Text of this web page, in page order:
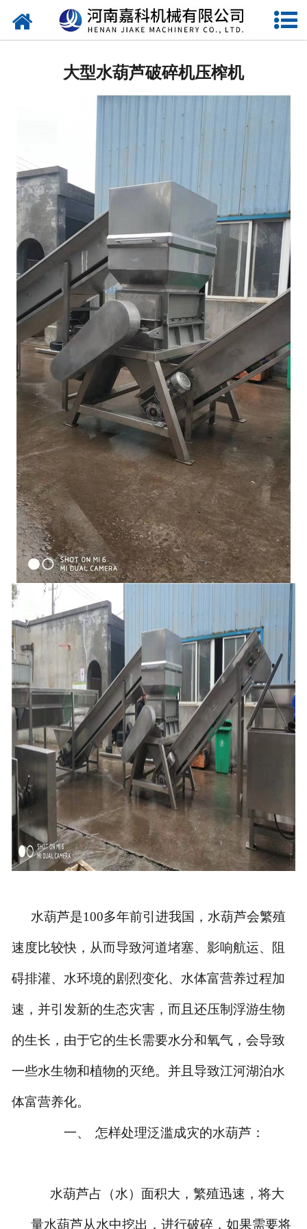
网站首页
双螺旋压榨机
石榴剥皮机
水果处理设备
大型水葫芦破碎机压榨机
水葫芦是100多年前引进我国，水葫芦会繁殖
速度比较快，从而导致河道堵塞、影响航运、阻
碍排灌、水环境的剧烈变化、水体富营养过程加
速，并引发新的生态灾害，而且还压制浮游生物
的生长，由于它的生长需要水分和氧气，会导致
一些水生物和植物的灭绝。并且导致江河湖泊水
体富营养化。
一、 怎样处理泛滥成灾的水葫芦：
水葫芦占（水）面积大，繁殖迅速，将大
量水葫芦从水中挖出，进行破碎，如果需要将